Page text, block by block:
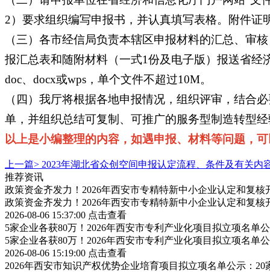
2）要求组织编写申报书，并认真填写表格。附件证
（三）各市经信局负责本辖区申报材料的汇总、审
报汇总表和随附材料（一式1份及电子版）报送省
doc、docx或wps，单个文件不超过10M。
（四）我厅将根据各地申报情况，组织评审，结合
单，并组织总结可复制、可推广的服务型制造转型
以上是小编整理的内容，如遇申报、材料等问题，
上一篇> 2023年湖北省众创空间申报认定流程、条件及有关内
推荐资讯
政策资金齐发力！2026年西安市专精特新中小企业认定和复
政策资金齐发力！2026年西安市专精特新中小企业认定和复
2026-08-06 15:37:00 点击查看
5家企业各获80万！2026年西安市专利产业化项目拟立项名单
5家企业各获80万！2026年西安市专利产业化项目拟立项名单
2026-08-06 15:19:00 点击查看
2026年西安市知识产权优势企业培育项目拟立项名单公示：